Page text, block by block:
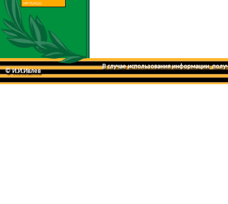
© И.И.Ивлев
В случае использования информации,